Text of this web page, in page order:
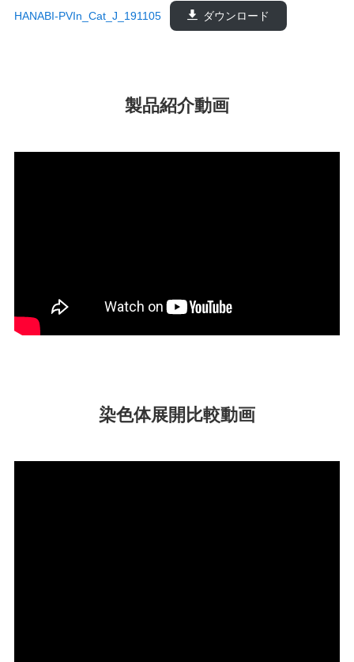
HANABI-PVIn_Cat_J_191105 ダウンロード
製品紹介動画
染色体展開比較動画